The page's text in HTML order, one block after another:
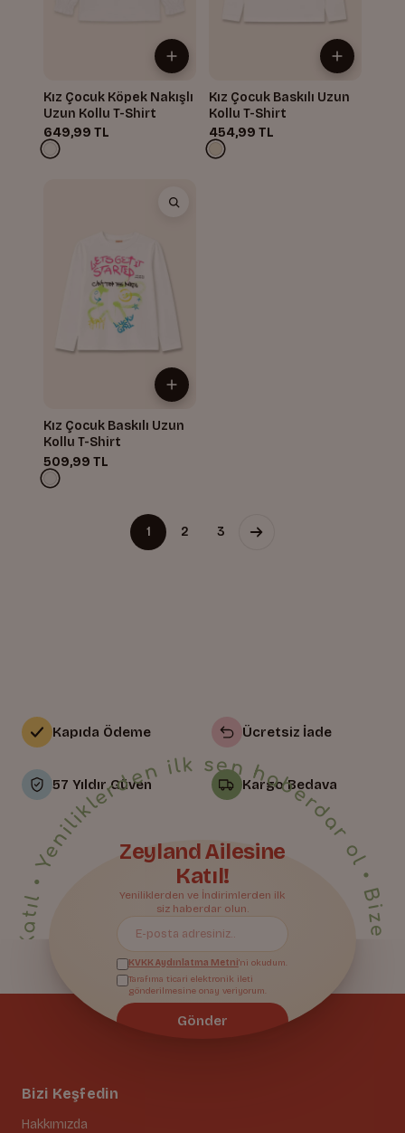
Kız Çocuk Köpek Nakışlı
Uzun Kollu T-Shirt
649,99 TL
Kız Çocuk Baskılı Uzun
Kollu T-Shirt
454,99 TL
Kız Çocuk Baskılı Uzun
Kollu T-Shirt
509,99 TL
1 2 3
Kapıda Ödeme
57 Yıldır Güven
Ücretsiz İade
Kargo Bedava
Bizi Keşfedin
Hakkımızda
Bize Katıl• Yeniliklerden ilk sen haberdar ol • Bize Katıl • Yeniliklerden ilk sen haberdar ol • Bize Katıl • Yeniliklerden ilk sen haberdar ol • Bize Katıl • Yeniliklerden ilk sen haberdar ol • Bize Katıl • Yeniliklerden ilk sen haberdar ol • Bize Katıl • Yeniliklerden ilk sen haberdar ol • Bize Katıl • Yeniliklerden ilk sen haberdar ol • Bize Katıl • Yeniliklerden ilk sen haberdar ol • Bize Katıl • Yeniliklerden ilk sen haberdar ol • Bize Katıl • Yeniliklerden ilk sen haberdar ol • Bize Katıl • Yeniliklerden ilk sen haberdar ol • Bize Katıl • Yeniliklerden ilk sen haberdar ol • Bize Katıl • Yeniliklerden ilk sen haberdar ol • Bize Katıl • Yeniliklerden ilk sen haberdar ol • Bize Katıl • Yeniliklerden ilk sen haberdar ol •
Zeyland Ailesine
Katıl!
Yeniliklerden ve İndirimlerden ilk
siz haberdar olun.
KVKK Aydınlatma Metni'ni okudum.
Tarafıma ticari elektronik ileti
gönderilmesine onay veriyorum.
Gönder